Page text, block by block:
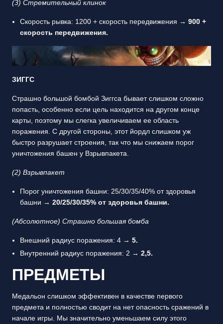
(3) Стремительный клинок
Скорость рывка: 1200 + скорость передвижения → 900 +
скорость передвижения.
ЗИГГС
Страшно большой бомбой Зиггса бывает слишком сложно
попасть, особенно если цель находится на другом конце
карты, поэтому мы слегка увеличиваем ее область
поражения. С другой стороны, этот йордл слишком уж
быстро разрушает строения, так что мы снижаем порог
уничтожения башен у Взрывпакета.
(2) Взрывпакет
Порог уничтожения башни: 25/30/35/40% от здоровья
башни → 20/25/30/35% от здоровья башни.
(Абсолютное) Страшно большая бомба
Внешний радиус поражения: 4 → 5.
Внутренний радиус поражения: 2 → 2,5.
ПРЕДМЕТЫ
Медальон слишком эффективен в качестве первого
предмета и полностью сводит на нет опасность сражений в
начале игры. Мы значительно уменьшаем силу этого